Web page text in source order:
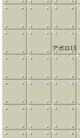
アポロ13